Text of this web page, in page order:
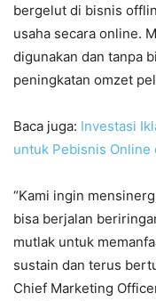
bergelut di bisnis
usaha secara online.
digunakan dan tanpa
peningkatan omzet
Baca juga: Investasi
untuk Pebisnis Online
“Kami ingin
bisa berjalan
mutlak untuk
sustain dan terus
Chief Marketing